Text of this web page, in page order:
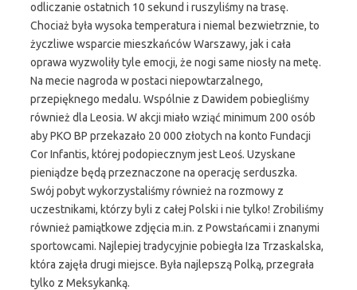
odliczanie ostatnich 10 sekund i ruszyliśmy na trasę.
Chociaż była wysoka temperatura i niemal bezwietrznie, to
życzliwe wsparcie mieszkańców Warszawy, jak i cała
oprawa wyzwoliły tyle emocji, że nogi same niosły na metę.
Na mecie nagroda w postaci niepowtarzalnego,
przepięknego medalu. Wspólnie z Dawidem pobiegliśmy
również dla Leosia. W akcji miało wziąć minimum 200 osób
aby PKO BP przekazało 20 000 złotych na konto Fundacji
Cor Infantis, której podopiecznym jest Leoś. Uzyskane
pieniądze będą przeznaczone na operację serduszka.
Swój pobyt wykorzystaliśmy również na rozmowy z
uczestnikami, którzy byli z całej Polski i nie tylko! Zrobiliśmy
również pamiątkowe zdjęcia m.in. z Powstańcami i znanymi
sportowcami. Najlepiej tradycyjnie pobiegła Iza Trzaskalska,
która zajęła drugi miejsce. Była najlepszą Polką, przegrała
tylko z Meksykanką.